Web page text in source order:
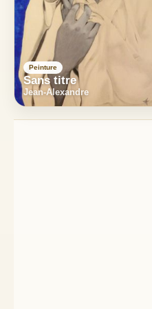
Peinture
Sans titre
Jean-Alexandre